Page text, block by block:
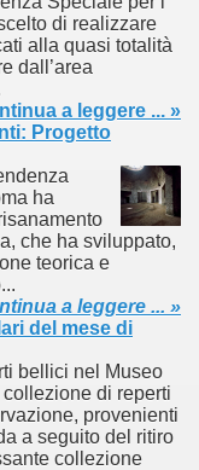
di realizzare
alla quasi totalità
dall’area
a leggere ... »
Progetto
ha
che ha sviluppato,
teorica e
a leggere ... »
del mese di
bellici nel Museo
di reperti
provenienti
a seguito del ritiro
collezione